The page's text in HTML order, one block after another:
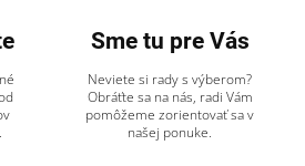
Sme tu pre Vás
Neviete si rady s výberom?
Obráťte sa na nás, radi Vám
pomôžeme zorientovať sa v
našej ponuke.